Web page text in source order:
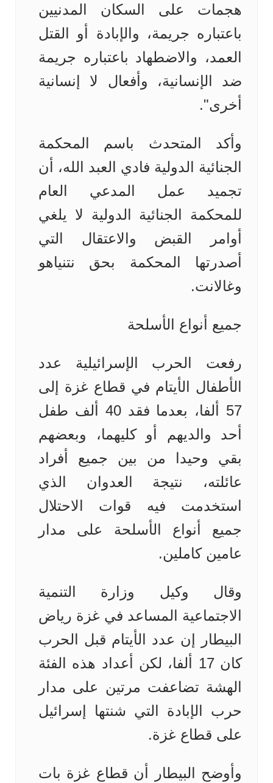
هجمات على السكان المدنيين
باعتباره جريمة، والإبادة أو القتل
العمد، والاضطهاد باعتباره جريمة
ضد الإنسانية، وأفعال لا إنسانية
أخرى".
وأكد المتحدث باسم المحكمة
الجنائية الدولية فادي العبد الله، أن
تجميد عمل المدعي العام
للمحكمة الجنائية الدولية لا يلغي
أوامر القبض والاعتقال التي
أصدرتها المحكمة بحق نتنياهو
وغالانت.
جميع أنواع الأسلحة
رفعت الحرب الإسرائيلية عدد
الأطفال الأيتام في قطاع غزة إلى
57 ألفا، بعدما فقد 40 ألف طفل
أحد والديهم أو كليهما، وبعضهم
بقي وحيدا من بين جميع أفراد
عائلته، نتيجة العدوان الذي
استخدمت فيه قوات الاحتلال
جميع أنواع الأسلحة على مدار
عامين كاملين.
وقال وكيل وزارة التنمية
الاجتماعية المساعد في غزة رياض
البيطار إن عدد الأيتام قبل الحرب
كان 17 ألفا، لكن أعداد هذه الفئة
الهشة تضاعفت مرتين على مدار
حرب الإبادة التي شنتها إسرائيل
على قطاع غزة.
وأوضح البيطار أن قطاع غزة بات